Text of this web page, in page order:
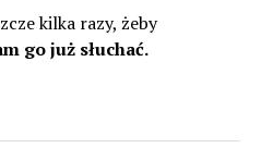
kilka razy, żeby
go już słuchać.